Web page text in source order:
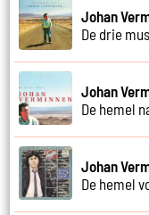
Johan
De drie
Johan
De hemel
Johan
De hemel